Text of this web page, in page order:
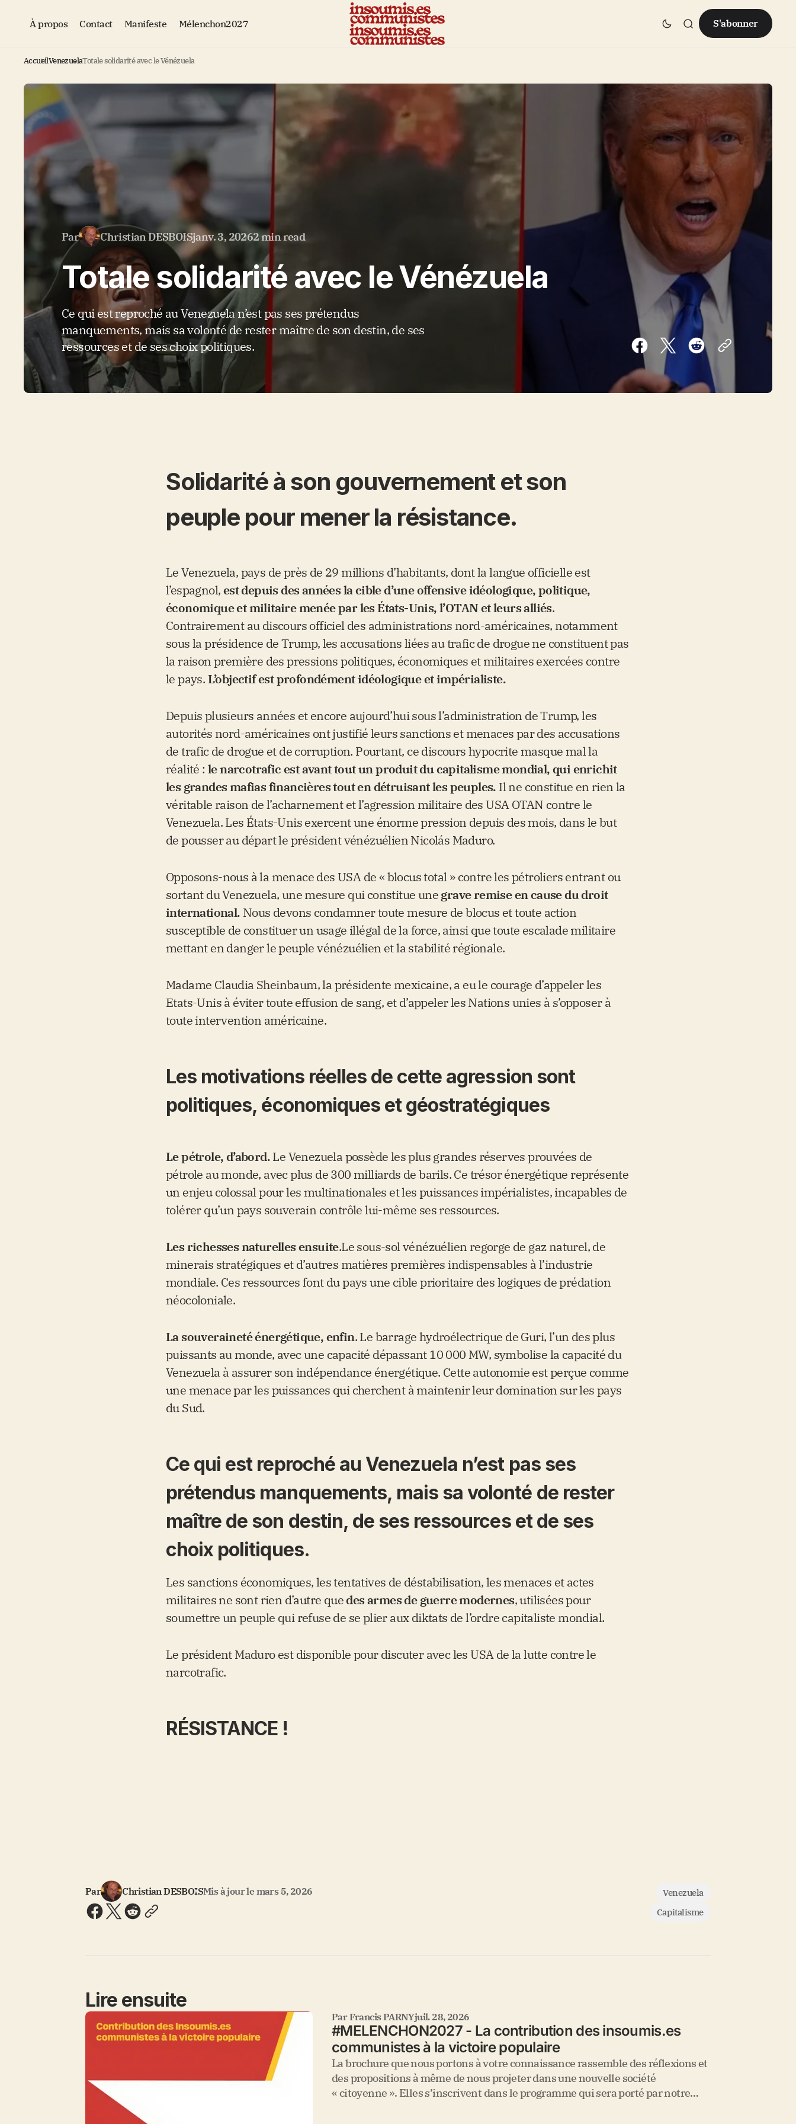
À propos Contact Manifeste Mélenchon2027 S'abonner
AccueilVenezuelaTotale solidarité avec le Vénézuela
Par Christian DESBOISjanv. 3, 20262 min read
Totale solidarité avec le Vénézuela
Ce qui est reproché au Venezuela n’est pas ses prétendus
manquements, mais sa volonté de rester maître de son destin, de ses
ressources et de ses choix politiques.
Solidarité à son gouvernement et son
peuple pour mener la résistance.
Le Venezuela, pays de près de 29 millions d’habitants, dont la langue officielle est
l’espagnol,est depuis des années la cible d’une offensive idéologique, politique,
économique et militaire menée par les États-Unis, l’OTAN et leurs alliés.
Contrairement au discours officiel des administrations nord-américaines, notamment
sous la présidence de Trump, les accusations liées au trafic de drogue ne constituent pas
la raison première des pressions politiques, économiques et militaires exercées contre
le pays. L’objectif est profondément idéologique et impérialiste.
Depuis plusieurs années et encore aujourd’hui sous l’administration de Trump, les
autorités nord-américaines ont justifié leurs sanctions et menaces par des accusations
de trafic de drogue et de corruption. Pourtant, ce discours hypocrite masque mal la
réalité :le narcotrafic est avant tout un produit du capitalisme mondial, qui enrichit
les grandes mafias financières tout en détruisant les peuples. Il ne constitue en rien la
véritable raison de l’acharnement et l’agression militaire des USA OTAN contre le
Venezuela. Les États-Unis exercent une énorme pression depuis des mois, dans le but
de pousser au départ le président vénézuélien Nicolás Maduro.
Opposons-nous à la menace des USA de « blocus total » contre les pétroliers entrant ou
sortant du Venezuela, une mesure qui constitue unegrave remise en cause du droit
international. Nous devons condamner toute mesure de blocus et toute action
susceptible de constituer un usage illégal de la force, ainsi que toute escalade militaire
mettant en danger le peuple vénézuélien et la stabilité régionale.
Madame Claudia Sheinbaum, la présidente mexicaine, a eu le courage d’appeler les
Etats-Unis à éviter toute effusion de sang, et d’appeler les Nations unies à s’opposer à
toute intervention américaine.
Les motivations réelles de cette agression sont
politiques, économiques et géostratégiques
Le pétrole, d’abord.Le Venezuela possède les plus grandes réserves prouvées de
pétrole au monde, avec plus de 300 milliards de barils. Ce trésor énergétique représente
un enjeu colossal pour les multinationales et les puissances impérialistes, incapables de
tolérer qu’un pays souverain contrôle lui-même ses ressources.
Les richesses naturelles ensuite.Le sous-sol vénézuélien regorge de gaz naturel, de
minerais stratégiques et d’autres matières premières indispensables à l’industrie
mondiale. Ces ressources font du pays une cible prioritaire des logiques de prédation
néocoloniale.
La souveraineté énergétique, enfin. Le barrage hydroélectrique de Guri, l’un des plus
puissants au monde, avec une capacité dépassant 10 000 MW, symbolise la capacité du
Venezuela à assurer son indépendance énergétique. Cette autonomie est perçue comme
une menace par les puissances qui cherchent à maintenir leur domination sur les pays
du Sud.
Ce qui est reproché au Venezuela n’est pas ses
prétendus manquements, mais sa volonté de rester
maître de son destin, de ses ressources et de ses
choix politiques.
Les sanctions économiques, les tentatives de déstabilisation, les menaces et actes
militaires ne sont rien d’autre quedes armes de guerre modernes, utilisées pour
soumettre un peuple qui refuse de se plier aux diktats de l’ordre capitaliste mondial.
Le président Maduro est disponible pour discuter avec les USA de la lutte contre le
narcotrafic.
RÉSISTANCE !
Par Christian DESBOISMis à jour lemars 5, 2026
Venezuela
Capitalisme
Lire ensuite
ParFrancis PARNYjuil. 28, 2026
#MELENCHON2027 - La contribution des insoumis.es
communistes à la victoire populaire
La brochure que nous portons à votre connaissance rassemble des réflexions et
des propositions à même de nous projeter dans une nouvelle société
« citoyenne ». Elles s’inscrivent dans le programme qui sera porté par notre